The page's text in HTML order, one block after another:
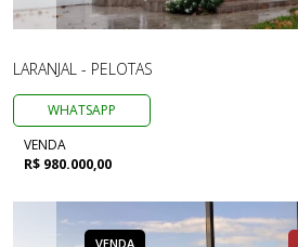
LARANJAL - PELOTAS
WHATSAPP
VENDA
R$ 980.000,00
VENDA